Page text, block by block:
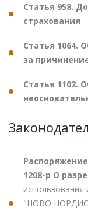
Статья 958.
страхования
Статья 1064.
за
Статья 1102.
1208-р О
использования
"НОВО